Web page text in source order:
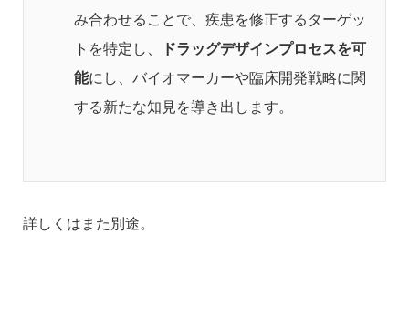
み合わせることで、疾患を修正するターゲッ
トを特定し、
ドラッグデザインプロセスを可
能にし、バイオマーカーや臨床開発戦略に関
する新たな知見を導き出します。
詳しくはまた別途。